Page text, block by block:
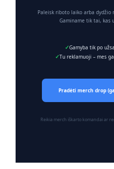
Paleisk riboto laiko arba dydžio
Gaminame tik tai, kas
Gamyba tik po
Tu reklamuoji – mes
Pradėti merch drop
Reikia merch iškarto komandai ar